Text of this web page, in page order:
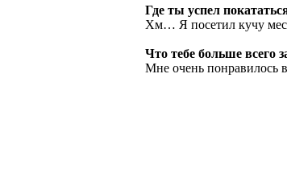
Где ты успел
Хм… Я посетил кучу
Что тебе больше всего
Мне очень понравилось